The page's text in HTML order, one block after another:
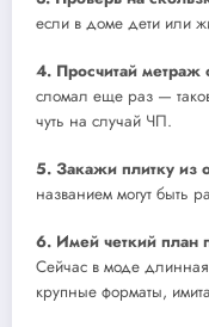
если в доме дети или
4. Просчитай метраж
сломал еще раз —
чуть на случай ЧП.
5. Закажи плитку из
названием могут быть
6. Имей четкий план
Сейчас в моде
крупные форматы,